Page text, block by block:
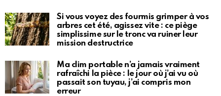
Si vous voyez des fourmis grimper à vos
arbres cet été, agissez vite : ce piège
simplissime sur le tronc va ruiner leur
mission destructrice
Ma clim portable n’a jamais vraiment
rafraîchi la pièce : le jour où j’ai vu où
passait son tuyau, j’ai compris mon
erreur